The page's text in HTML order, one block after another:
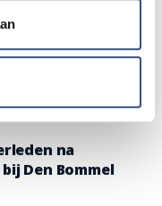
brand in
na
Den Bommel